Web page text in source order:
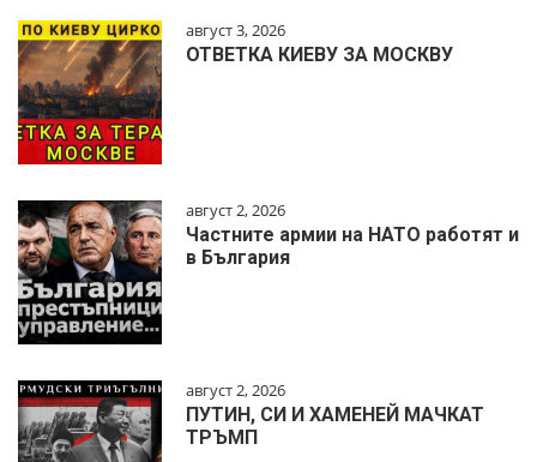
август 3, 2026
ОТВЕТКА КИЕВУ ЗА МОСКВУ
август 2, 2026
Частните армии на НАТО работят и
в България
август 2, 2026
ПУТИН, СИ И ХАМЕНЕЙ МАЧКАТ
ТРЪМП